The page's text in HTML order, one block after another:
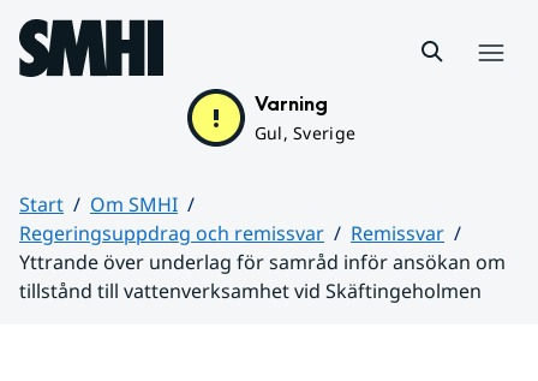
Hoppa till sidans innehåll
Varning
Gul, Sverige
Start
Om SMHI
Regeringsuppdrag och remissvar
Remissvar
Yttrande över underlag för samråd inför ansökan om
tillstånd till vattenverksamhet vid Skäftingeholmen